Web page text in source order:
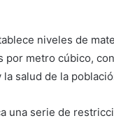
niveles de
por metro cúbico,
salud de la
una serie de